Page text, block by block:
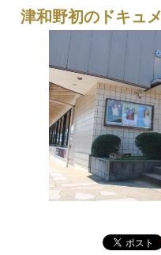
津和野初のドキュ